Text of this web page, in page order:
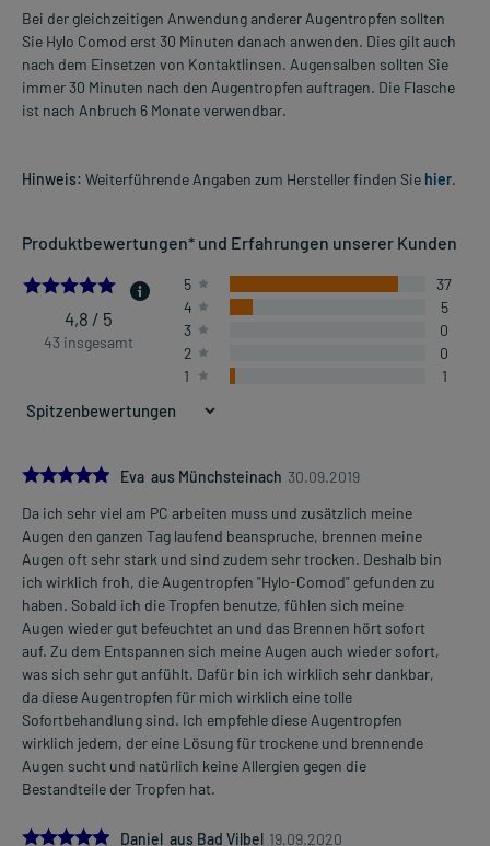
Bei der gleichzeitigen Anwendung anderer Augentropfen sollten
Sie Hylo Comod erst 30 Minuten danach anwenden. Dies gilt auch
nach dem Einsetzen von Kontaktlinsen. Augensalben sollten Sie
immer 30 Minuten nach den Augentropfen auftragen. Die Flasche
ist nach Anbruch 6 Monate verwendbar.
Hinweis: Weiterführende Angaben zum Hersteller finden Sie hier.
Produktbewertungen* und Erfahrungen unserer Kunden
4.790697674418604
4,8 / 5
43 insgesamt
5
37
4
5
3
0
2
0
1
1
5.0
Eva aus Münchsteinach 30.09.2019
Da ich sehr viel am PC arbeiten muss und zusätzlich meine
Augen den ganzen Tag laufend beanspruche, brennen meine
Augen oft sehr stark und sind zudem sehr trocken. Deshalb bin
ich wirklich froh, die Augentropfen "Hylo-Comod" gefunden zu
haben. Sobald ich die Tropfen benutze, fühlen sich meine
Augen wieder gut befeuchtet an und das Brennen hört sofort
auf. Zu dem Entspannen sich meine Augen auch wieder sofort,
was sich sehr gut anfühlt. Dafür bin ich wirklich sehr dankbar,
da diese Augentropfen für mich wirklich eine tolle
Sofortbehandlung sind. Ich empfehle diese Augentropfen
wirklich jedem, der eine Lösung für trockene und brennende
Augen sucht und natürlich keine Allergien gegen die
Bestandteile der Tropfen hat.
5.0
Daniel aus Bad Vilbel 19.09.2020